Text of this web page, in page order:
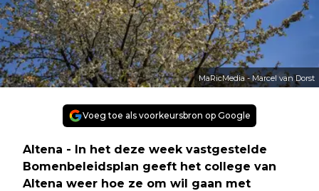
MaRicMedia - Marcel van Dorst
Voeg toe als voorkeursbron op Google
Altena - In het deze week vastgestelde
Bomenbeleidsplan geeft het college van
Altena weer hoe ze om wil gaan met